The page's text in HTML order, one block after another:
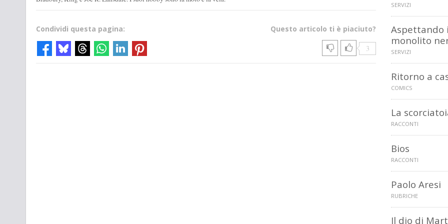
Questo articolo ti è piaciuto?
3
Condividi questa pagina:
SERVIZI
Aspettando
monolito
SERVIZI
Ritorno a
COMICS
La
RACCONTI
Bios
RACCONTI
Paolo Aresi
RUBRICHE
Il dio di